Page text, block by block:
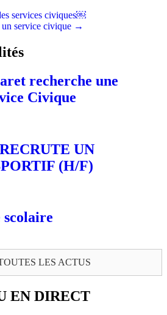
services civiques￼
un service civique →
recherche une
Civique
UN
(H/F)
scolaire
LES ACTUS
EN DIRECT